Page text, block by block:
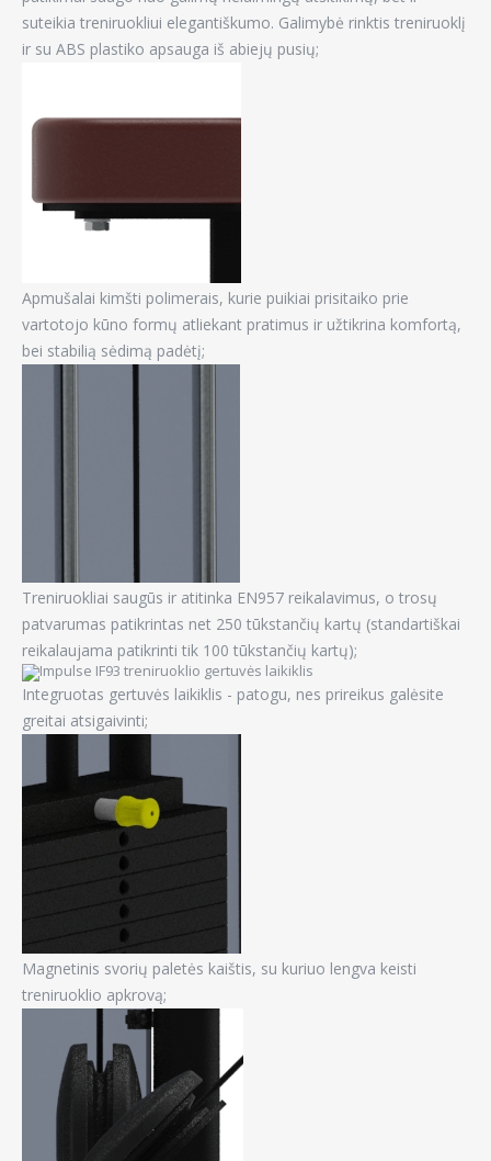
suteikia treniruokliui elegantiškumo. Galimybė rinktis treniruoklį
ir su ABS plastiko apsauga iš abiejų pusių;
Apmušalai kimšti polimerais, kurie puikiai prisitaiko prie
vartotojo kūno formų atliekant pratimus ir užtikrina komfortą,
bei stabilią sėdimą padėtį;
Treniruokliai saugūs ir atitinka EN957 reikalavimus, o trosų
patvarumas patikrintas net 250 tūkstančių kartų (standartiškai
reikalaujama patikrinti tik 100 tūkstančių kartų);
Integruotas gertuvės laikiklis - patogu, nes prireikus galėsite
greitai atsigaivinti;
Magnetinis svorių paletės kaištis, su kuriuo lengva keisti
treniruoklio apkrovą;